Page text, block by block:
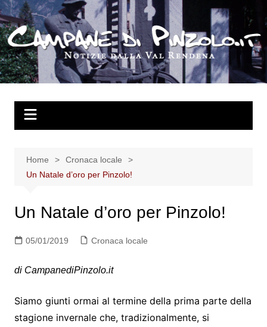
Salta
al
contenuto
Home
Cronaca locale
Un Natale d’oro per Pinzolo!
Un Natale d’oro per Pinzolo!
05/01/2019 Cronaca locale
di CampanediPinzolo.it
Siamo giunti ormai al termine della prima parte della
stagione invernale che, tradizionalmente, si